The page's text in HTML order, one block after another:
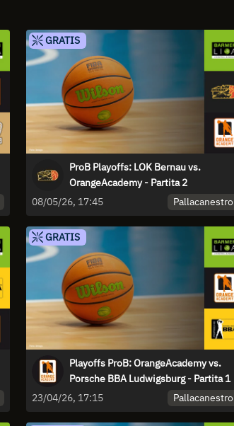
GRATIS
ProB Playoffs: LOK Bernau vs.
OrangeAcademy - Partita 2
08/05/26, 17:45
Pallacanestro
GRATIS
Playoffs ProB: OrangeAcademy vs.
Porsche BBA Ludwigsburg - Partita 1
23/04/26, 17:15
Pallacanestro